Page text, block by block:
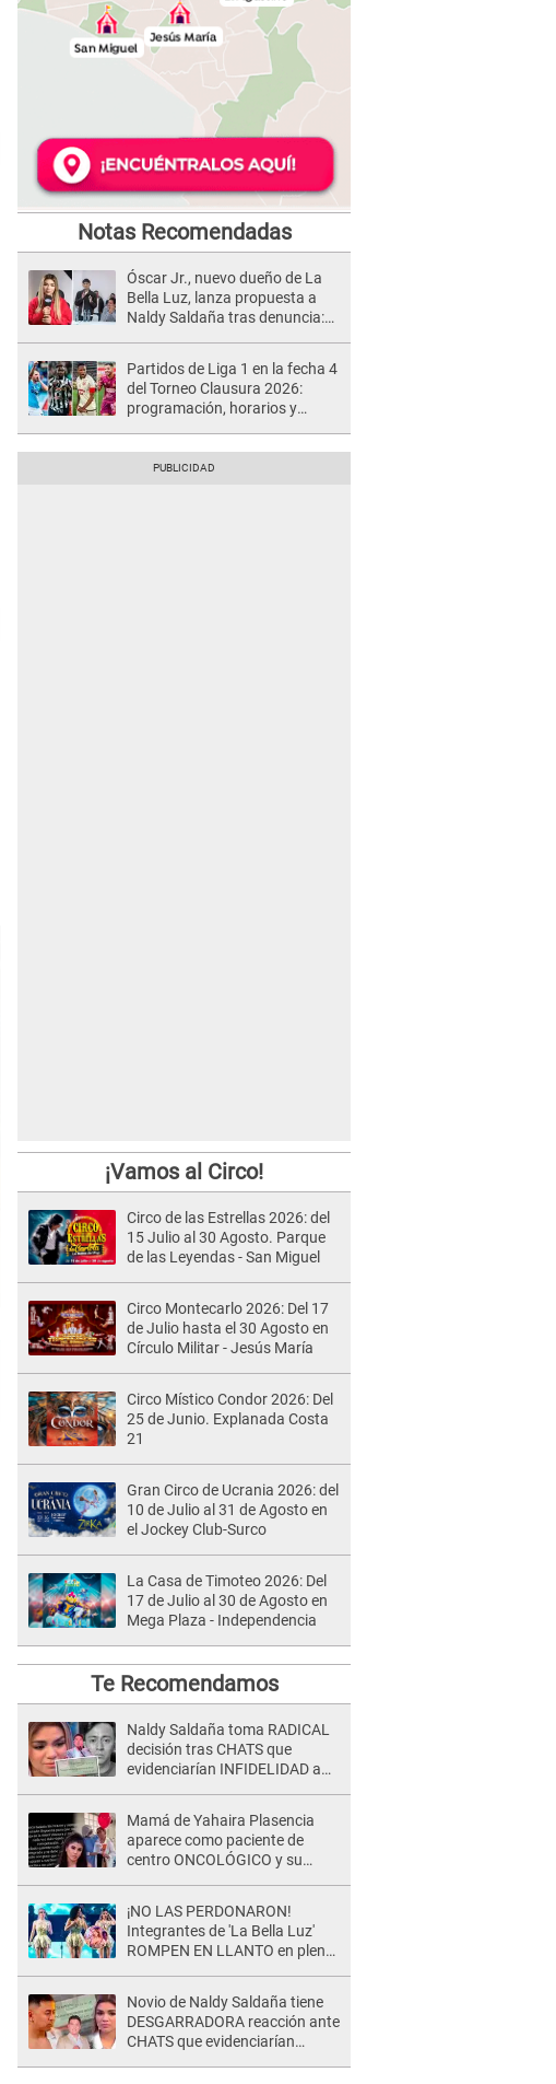
Notas Recomendadas
Óscar Jr., nuevo dueño de La
Bella Luz, lanza propuesta a
Naldy Saldaña tras denuncia:
Partidos de Liga 1 en la fecha 4
del Torneo Clausura 2026:
programación, horarios y
¡Vamos al Circo!
Circo de las Estrellas 2026: del
15 Julio al 30 Agosto. Parque
de las Leyendas - San Miguel
Circo Montecarlo 2026: Del 17
de Julio hasta el 30 Agosto en
Círculo Militar - Jesús María
Circo Místico Condor 2026: Del
25 de Junio. Explanada Costa
21
Gran Circo de Ucrania 2026: del
10 de Julio al 31 de Agosto en
el Jockey Club-Surco
La Casa de Timoteo 2026: Del
17 de Julio al 30 de Agosto en
Mega Plaza - Independencia
Te Recomendamos
Naldy Saldaña toma RADICAL
decisión tras CHATS que
evidenciarían INFIDELIDAD a
Mamá de Yahaira Plasencia
aparece como paciente de
centro ONCOLÓGICO y su
¡NO LAS PERDONARON!
Integrantes de 'La Bella Luz'
ROMPEN EN LLANTO en pleno
Novio de Naldy Saldaña tiene
DESGARRADORA reacción ante
CHATS que evidenciarían